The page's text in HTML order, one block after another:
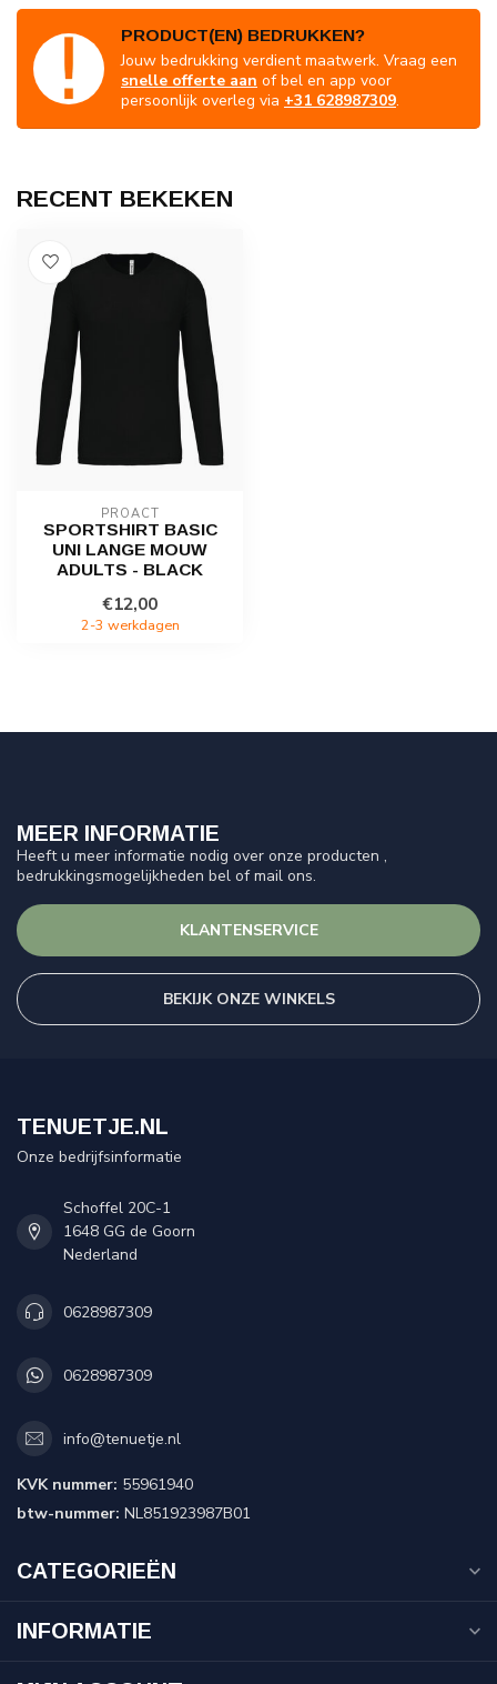
PRODUCT(EN) BEDRUKKEN?
Jouw bedrukking verdient maatwerk. Vraag een
snelle offerte aan of bel en app voor
persoonlijk overleg via +31 628987309.
RECENT BEKEKEN
PROACT
SPORTSHIRT BASIC
UNI LANGE MOUW
ADULTS - BLACK
€12,00
2-3 werkdagen
MEER INFORMATIE
Heeft u meer informatie nodig over onze producten ,
bedrukkingsmogelijkheden bel of mail ons.
KLANTENSERVICE
BEKIJK ONZE WINKELS
TENUETJE.NL
Onze bedrijfsinformatie
Schoffel 20C-1
1648 GG de Goorn
Nederland
0628987309
0628987309
info@tenuetje.nl
KVK nummer: 55961940
btw-nummer: NL851923987B01
CATEGORIEËN
INFORMATIE